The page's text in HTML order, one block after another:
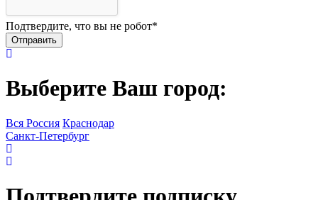
Подтвердите, что вы не робот*
Выберите Ваш город:
Вся Россия Краснодар
Санкт-Петербург